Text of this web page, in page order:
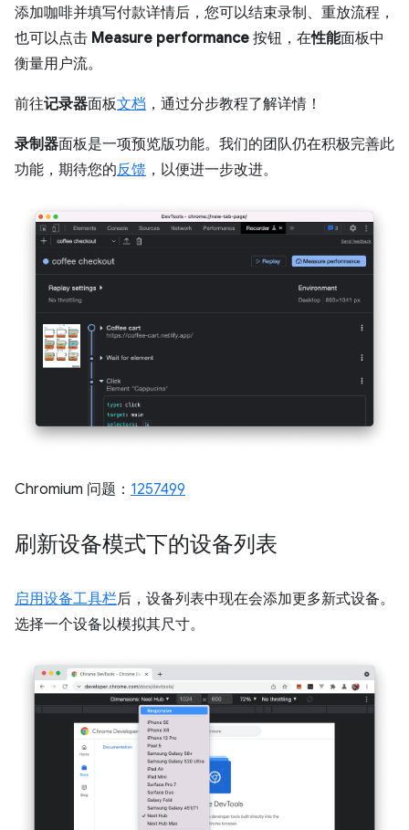
添加咖啡并填写付款详情后，您可以结束录制、重放流程，
也可以点击 Measure performance 按钮，在性能面板中
衡量用户流。
前往记录器面板文档 ，通过分步教程了解详情！
录制器面板是一项预览版功能。我们的团队仍在积极完善此
功能，期待您的反馈 ，以便进一步改进。
Chromium 问题： 1257499
刷新设备模式下的设备列表
启用设备工具栏后，设备列表中现在会添加更多新式设备。
选择一个设备以模拟其尺寸。